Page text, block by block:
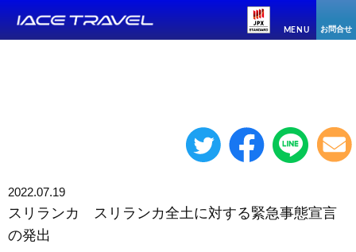
MENU お問合せ
2022.07.19
スリランカ スリランカ全土に対する緊急事態宣言
の発出